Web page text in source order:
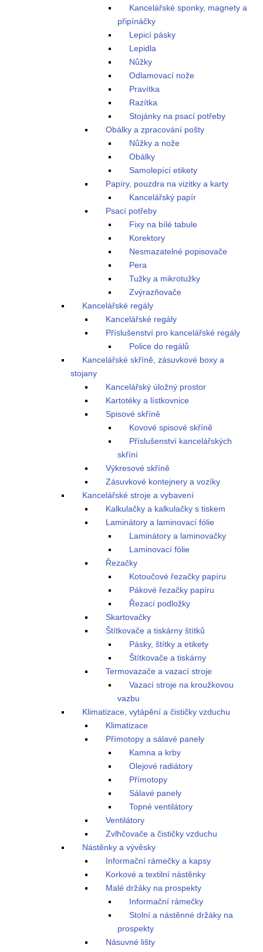
Kancelářské sponky, magnety a
připínáčky
Lepicí pásky
Lepidla
Nůžky
Odlamovací nože
Pravítka
Razítka
Stojánky na psací potřeby
Obálky a zpracování pošty
Nůžky a nože
Obálky
Samolepící etikety
Papíry, pouzdra na vizitky a karty
Kancelářský papír
Psací potřeby
Fixy na bílé tabule
Korektory
Nesmazatelné popisovače
Pera
Tužky a mikrotužky
Zvýrazňovače
Kancelářské regály
Kancelářské regály
Příslušenství pro kancelářské regály
Police do regálů
Kancelářské skříně, zásuvkové boxy a
stojany
Kancelářský úložný prostor
Kartotéky a lístkovnice
Spisové skříně
Kovové spisové skříně
Příslušenství kancelářských
skříní
Výkresové skříně
Zásuvkové kontejnery a vozíky
Kancelářské stroje a vybavení
Kalkulačky a kalkulačky s tiskem
Laminátory a laminovací fólie
Laminátory a laminovačky
Laminovací fólie
Řezačky
Kotoučové řezačky papíru
Pákové řezačky papíru
Řezací podložky
Skartovačky
Štítkovače a tiskárny štítků
Pásky, štítky a etikety
Štítkovače a tiskárny
Termovazače a vazací stroje
Vazací stroje na kroužkovou
vazbu
Klimatizace, vytápění a čističky vzduchu
Klimatizace
Přímotopy a sálavé panely
Kamna a krby
Olejové radiátory
Přímotopy
Sálavé panely
Topné ventilátory
Ventilátory
Zvlhčovače a čističky vzduchu
Nástěnky a vývěsky
Informační rámečky a kapsy
Korkové a textilní nástěnky
Malé držáky na prospekty
Informační rámečky
Stolní a nástěnné držáky na
prospekty
Násuvné lišty